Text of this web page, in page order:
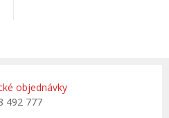
objednávky
492 777